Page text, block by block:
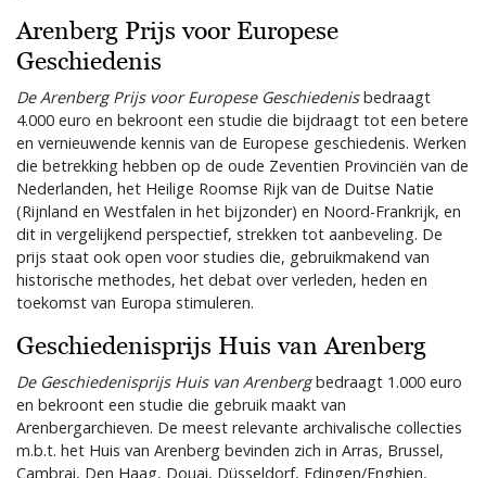
Arenberg Prijs voor Europese
Geschiedenis
De Arenberg Prijs voor Europese Geschiedenisbedraagt
4.000 euro en bekroont een studie die bijdraagt tot een betere
en vernieuwende kennis van de Europese geschiedenis. Werken
die betrekking hebben op de oude Zeventien Provinciën van de
Nederlanden, het Heilige Roomse Rijk van de Duitse Natie
(Rijnland en Westfalen in het bijzonder) en Noord-Frankrijk, en
dit in vergelijkend perspectief, strekken tot aanbeveling. De
prijs staat ook open voor studies die, gebruikmakend van
historische methodes, het debat over verleden, heden en
toekomst van Europa stimuleren.
Geschiedenisprijs Huis van Arenberg
De Geschiedenisprijs Huis van Arenbergbedraagt 1.000 euro
en bekroont een studie die gebruik maakt van
Arenbergarchieven. De meest relevante archivalische collecties
m.b.t. het Huis van Arenberg bevinden zich in Arras, Brussel,
Cambrai, Den Haag, Douai, Düsseldorf, Edingen/Enghien,